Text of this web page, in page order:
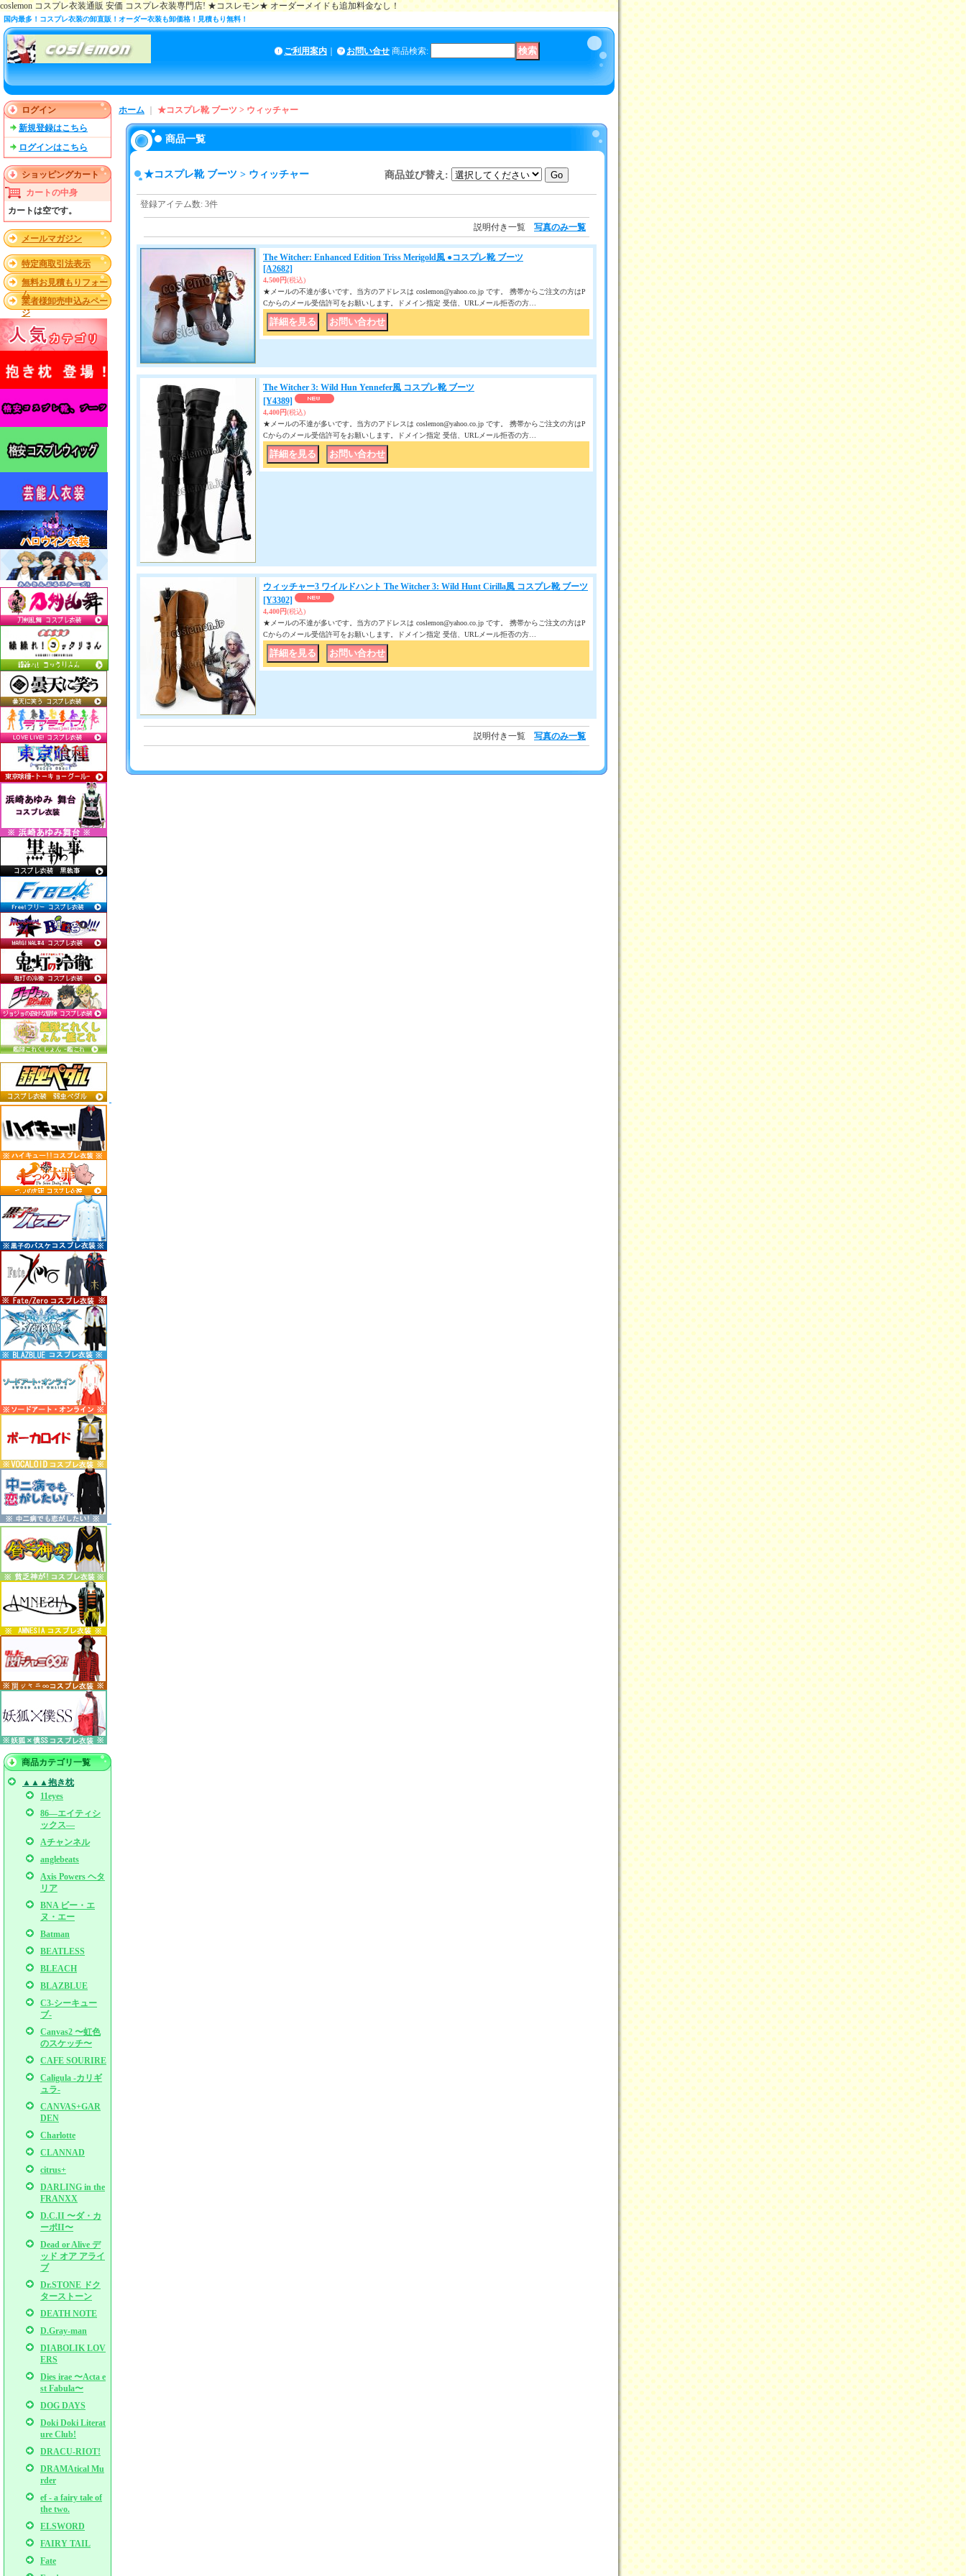
coslemon コスプレ衣装通販 安価 コスプレ衣装専門店! ★コスレモン★ オーダーメイドも追加料金なし！
国内最多！コスプレ衣装の卸直販！オーダー衣装も卸価格！見積もり無料！
ご利用案内 お問い合せ 商品検索:
ログイン
新規登録はこちら
ログインはこちら
ショッピングカート
カートの中身
カートは空です。
メールマガジン
特定商取引法表示
無料お見積もりフォー
ム
業者様卸売申込みペー
ジ
商品カテゴリ一覧
▲▲▲抱き枕
11eyes
86―エイティシ
ックス―
Aチャンネル
anglebeats
Axis Powers ヘタ
リア
BNA ビー・エ
ヌ・エー
Batman
BEATLESS
BLEACH
BLAZBLUE
C3-シーキュー
ブ-
Canvas2 〜虹色
のスケッチ〜
CAFE SOURIRE
Caligula -カリギ
ュラ-
CANVAS+GAR
DEN
Charlotte
CLANNAD
citrus+
DARLING in the
FRANXX
D.C.II 〜ダ・カ
ーポII〜
Dead or Alive デ
ッド オア アライ
ブ
Dr.STONE ドク
ターストーン
DEATH NOTE
D.Gray-man
DIABOLIK LOV
ERS
Dies irae 〜Acta e
st Fabula〜
DOG DAYS
Doki Doki Literat
ure Club!
DRACU-RIOT!
DRAMAtical Mu
rder
ef - a fairy tale of
the two.
ELSWORD
FAIRY TAIL
Fate
ホーム ★コスプレ靴 ブーツ > ウィッチャー
商品一覧
★コスプレ靴 ブーツ > ウィッチャー 商品並び替え :
登録アイテム数: 3件
説明付き一覧 写真のみ一覧
The Witcher: Enhanced Edition Triss Merigold風 ●コスプレ靴 ブーツ
[A2682]
4,500円(税込)
★メールの不達が多いです。当方のアドレスは coslemon@yahoo.co.jp です。 携帯からご注文の方はP
Cからのメール受信許可をお願いします。ドメイン指定 受信、URLメール拒否の方…
The Witcher 3: Wild Hun Yennefer風 コスプレ靴 ブーツ
[Y4389]
4,400円(税込)
★メールの不達が多いです。当方のアドレスは coslemon@yahoo.co.jp です。 携帯からご注文の方はP
Cからのメール受信許可をお願いします。ドメイン指定 受信、URLメール拒否の方…
ウィッチャー3 ワイルドハント The Witcher 3: Wild Hunt Cirilla風 コスプレ靴 ブーツ
[Y3302]
4,400円(税込)
★メールの不達が多いです。当方のアドレスは coslemon@yahoo.co.jp です。 携帯からご注文の方はP
Cからのメール受信許可をお願いします。ドメイン指定 受信、URLメール拒否の方…
説明付き一覧 写真のみ一覧